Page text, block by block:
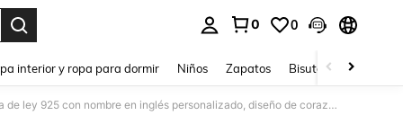
0 0
interior y ropa para dormir Niños Zapatos Bisutería Y
Collar de plata de ley 925 con nombre en inglés personalizado, diseño de corazón y mariposa, texto personalizado, joyería elegante y minimalista como regalo para mujeres, perfecto para el Día de San Valentín, cumpleaños, aniversario, uso diario, Acción de Gracias, Serie Heartfelt, el mejor regalo para la novia